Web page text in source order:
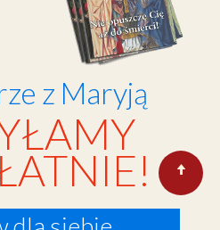
z Maryją